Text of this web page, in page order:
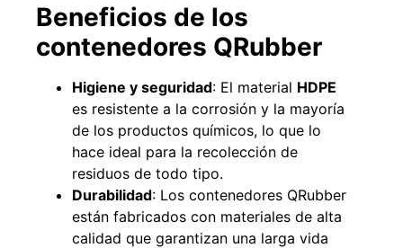
Beneficios de los
contenedores QRubber
Higiene y seguridad: El material HDPE
es resistente a la corrosión y la mayoría
de los productos químicos, lo que lo
hace ideal para la recolección de
residuos de todo tipo.
Durabilidad: Los contenedores QRubber
están fabricados con materiales de alta
calidad que garantizan una larga vida